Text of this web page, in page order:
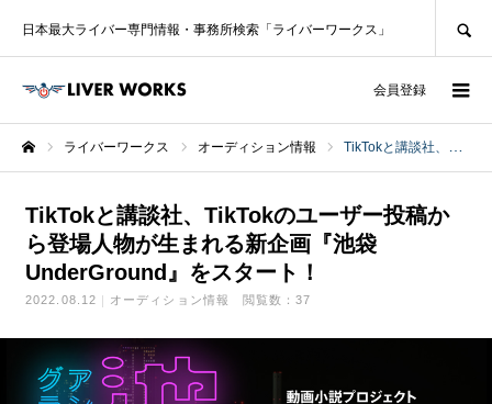
日本最大ライバー専門情報・事務所検索「ライバーワークス」
会員登録
ライバーワークス オーディション情報 TikTokと講談社、TikTokのユーザー投稿から登場人物が生まれる新企画『池袋UnderGround』をスタート！
TikTokと講談社、TikTokのユーザー投稿か
ら登場人物が生まれる新企画『池袋
UnderGround』をスタート！
2022.08.12 オーディション情報 閲覧数：37